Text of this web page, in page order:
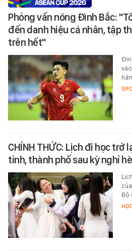
Phỏng vấn nóng Đình Bắc:
đến danh hiệu cá nhân, tập
trên hết"
CHÍNH THỨC: Lịch đi học trở
tỉnh, thành phố sau kỳ nghỉ hè
Bộ